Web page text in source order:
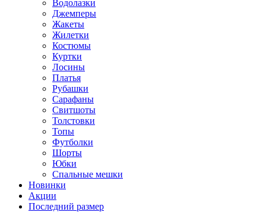
Водолазки
Джемперы
Жакеты
Жилетки
Костюмы
Куртки
Лосины
Платья
Рубашки
Сарафаны
Свитшоты
Толстовки
Топы
Футболки
Шорты
Юбки
Спальные мешки
Новинки
Акции
Последний размер